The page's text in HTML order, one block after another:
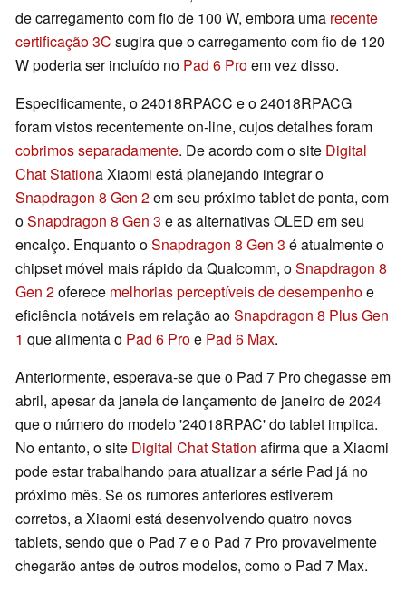
de carregamento com fio de 100 W, embora uma recente
certificação 3C sugira que o carregamento com fio de 120
W poderia ser incluído no Pad 6 Proem vez disso.
Especificamente, o 24018RPACC e o 24018RPACG
foram vistos recentemente on-line, cujos detalhes foram
cobrimos separadamente. De acordo com o site Digital
Chat Stationa Xiaomi está planejando integrar o
Snapdragon 8 Gen 2em seu próximo tablet de ponta, com
oSnapdragon 8 Gen 3 e as alternativas OLED em seu
encalço. Enquanto oSnapdragon 8 Gen 3 é atualmente o
chipset móvel mais rápido da Qualcomm, oSnapdragon 8
Gen 2oferece melhorias perceptíveis de desempenhoe
eficiência notáveis em relação aoSnapdragon 8 Plus Gen
1 que alimenta o Pad 6 Proe Pad 6 Max.
Anteriormente, esperava-se que o Pad 7 Pro chegasse em
abril, apesar da janela de lançamento de janeiro de 2024
que o número do modelo '24018RPAC' do tablet implica.
No entanto, o site Digital Chat Station afirma que a Xiaomi
pode estar trabalhando para atualizar a série Pad já no
próximo mês. Se os rumores anteriores estiverem
corretos, a Xiaomi está desenvolvendo quatro novos
tablets, sendo que o Pad 7 e o Pad 7 Pro provavelmente
chegarão antes de outros modelos, como o Pad 7 Max.